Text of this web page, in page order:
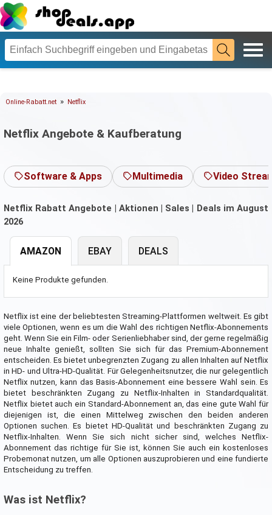
Online-Rabatt.net » Netflix
Netflix Angebote & Kaufberatung
Software & Apps Multimedia Video
Netflix Rabatt Angebote | Aktionen | Sales | Deals im August
2026
AMAZON
Keine Produkte gefunden.
EBAY DEALS
Netflix ist eine der beliebtesten Streaming-Plattformen weltweit. Es gibt
viele Optionen, wenn es um die Wahl des richtigen Netflix-Abonnements
geht. Wenn Sie ein Film- oder Serienliebhaber sind, der gerne regelmäßig
neue Inhalte genießt, sollten Sie sich für das Premium-Abonnement
entscheiden. Es bietet unbegrenzten Zugang zu allen Inhalten auf Netflix
in HD- und Ultra-HD-Qualität. Für Gelegenheitsnutzer, die nur gelegentlich
Netflix nutzen, kann das Basis-Abonnement eine bessere Wahl sein. Es
bietet beschränkten Zugang zu Netflix-Inhalten in Standardqualität.
Netflix bietet auch ein Standard-Abonnement an, das eine gute Wahl für
diejenigen ist, die einen Mittelweg zwischen den beiden anderen
Optionen suchen. Es bietet HD-Qualität und beschränkten Zugang zu
Netflix-Inhalten. Wenn Sie sich nicht sicher sind, welches Netflix-
Abonnement das richtige für Sie ist, können Sie auch ein kostenloses
Probemonat nutzen, um alle Optionen auszuprobieren und eine fundierte
Entscheidung zu treffen.
Was ist Netflix?